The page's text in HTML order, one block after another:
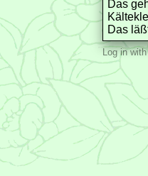
Das
Das
Log in with